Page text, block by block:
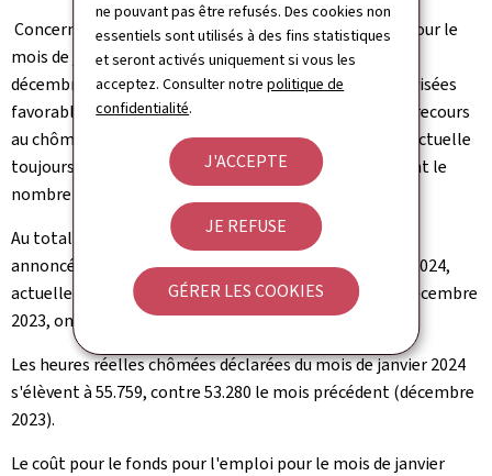
ne pouvant pas être refusés. Des cookies non
essentiels sont utilisés à des fins statistiques
et seront activés uniquement si vous les
acceptez. Consulter notrepolitique de
confidentialité.
J'ACCEPTE
JE REFUSE
GÉRER LES COOKIES
Concernant donc, les demandes de chômage partiel pour le
mois de janvier 2024, avisées lors du comité du mois de
décembre 2023, sur les 85 demandes prévisionnelles avisées
favorablement, 62 d'entre elles ont effectivement eu recours
au chômage partiel, dont 5 dossiers restent à l'heure actuelle
toujours en cours d'instruction; portant par conséquent le
nombre de dossiers acquittés à 57.
Au total, de ces 57 décomptes, sur 3.739 bénéficiaires
annoncés prévisionnellement pour le mois de janvier 2024,
actuellement 1.680 salariés, contre 1.615 au mois de décembre
2023, ont réellement chômé. Cela représente 322 ETP.
Les heures réelles chômées déclarées du mois de janvier 2024
s'élèvent à 55.759, contre 53.280 le mois précédent (décembre
2023).
Le coût pour le fonds pour l'emploi pour le mois de janvier